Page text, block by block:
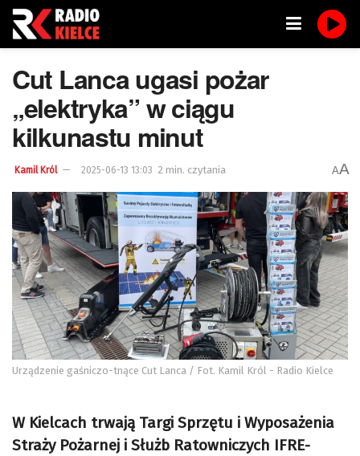
Cut Lanca ugasi pożar
„elektryka” w ciągu
kilkunastu minut
Kamil Król 2025-06-13 13:03 2 min. czytania AA
Urządzenie gaśniczo-tnące Cut Lanca / Fot. Kamil Król - Radio Kielce
W Kielcach trwają Targi Sprzętu i Wyposażenia
Straży Pożarnej i Służb Ratowniczych IFRE-